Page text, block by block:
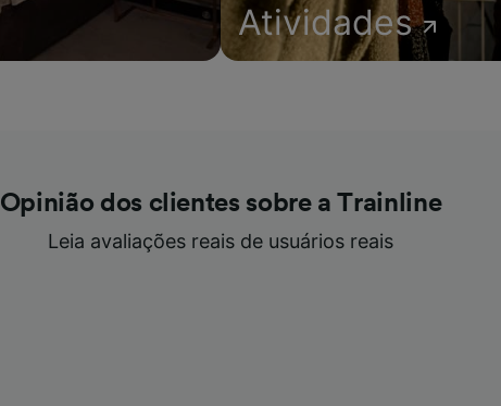
Atividades
Opinião dos clientes sobre a Trainline
Leia avaliações reais de usuários reais